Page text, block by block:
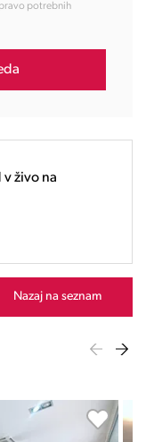
14:00
20:00
potrebnih
živo na
Nazaj na seznam